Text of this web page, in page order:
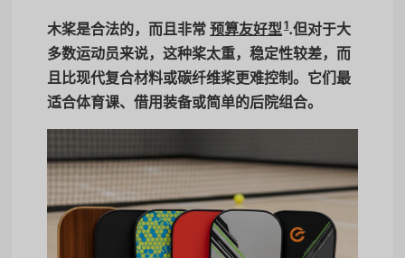
木桨是合法的，而且非常预算友好型 1.但对于大
多数运动员来说，这种桨太重，稳定性较差，而
且比现代复合材料或碳纤维桨更难控制。它们最
适合体育课、借用装备或简单的后院组合。